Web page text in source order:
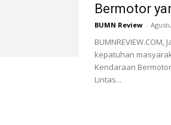
Bermotor
BUMN Review -
kepatuhan
Kendaraan
Lintas...